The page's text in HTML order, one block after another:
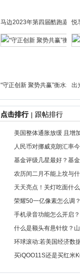
马边2023年第四届酷跑嘉年悦
“守正创新 聚势共赢”衡水老出
点击排行 跟帖排行
美国整体通胀放缓 且增
人民币对挪威克朗汇率
基金评级几星最好？基
农历闰二月不能上坟与
天天亮点！关灯吃面什
荣耀50一亿像素怎么调
手机录音功能怎么开启
什么是额头有悬针纹？
环球滚动:若美国经济数
买iQOO11S还是买红米